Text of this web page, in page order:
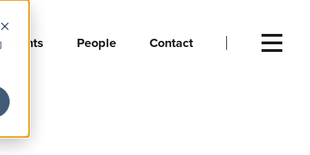
Events People Contact